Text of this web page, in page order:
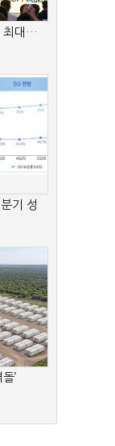
최대…
기 성
’